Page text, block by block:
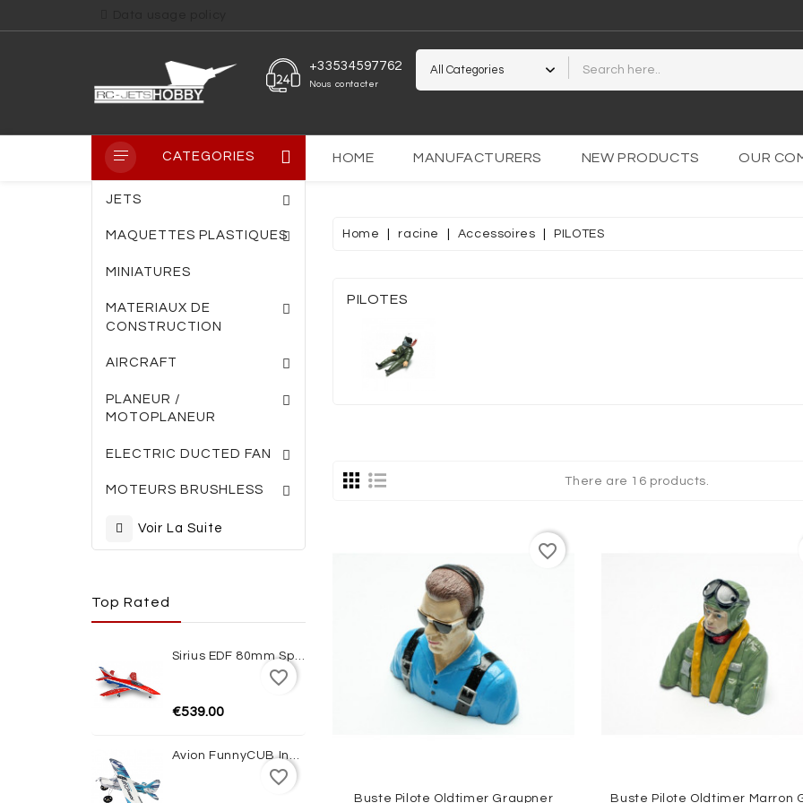
+33534597762
Nous contacter
HOME MANUFACTURERS NEW PRODUCTS OUR
CATEGORIES
JETS
MAQUETTES PLASTIQUES
MINIATURES
MATERIAUX DE
CONSTRUCTION
AIRCRAFT
PLANEUR /
MOTOPLANEUR
ELECTRIC DUCTED FAN
MOTEURS BRUSHLESS
Voir La Suite
Top Rated
€539.00
favorite_border
favorite_border
Home racine Accessoires PILOTES
PILOTES
There are 16 products.
Buste Pilote Oldtimer Graupner
favorite_border